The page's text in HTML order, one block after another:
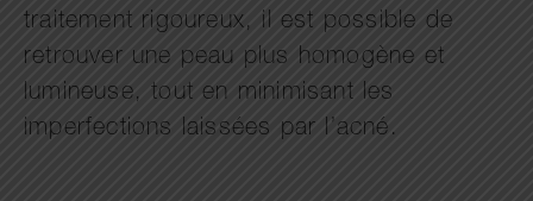
traitement rigoureux, il est possible de
retrouver une peau plus homogène et
lumineuse, tout en minimisant les
imperfections laissées par l’acné.